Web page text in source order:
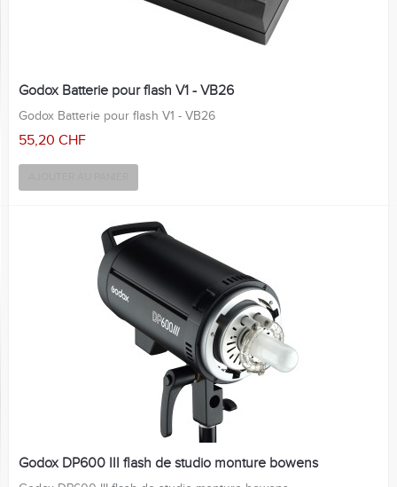
Godox Batterie pour flash V1 - VB26
Godox Batterie pour flash V1 - VB26
55,20 CHF
Godox DP600 III flash de studio monture bowens